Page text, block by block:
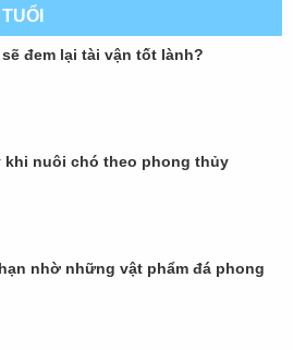
đem lại tài vận tốt lành?
khi nuôi chó theo phong thủy
nhờ những vật phẩm đá phong